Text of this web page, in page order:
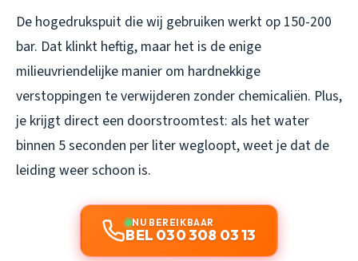
De hogedrukspuit die wij gebruiken werkt op 150-200
bar. Dat klinkt heftig, maar het is de enige
milieuvriendelijke manier om hardnekkige
verstoppingen te verwijderen zonder chemicaliën. Plus,
je krijgt direct een doorstroomtest: als het water
binnen 5 seconden per liter wegloopt, weet je dat de
leiding weer schoon is.
NU BEREIKBAAR
BEL 030 308 03 13